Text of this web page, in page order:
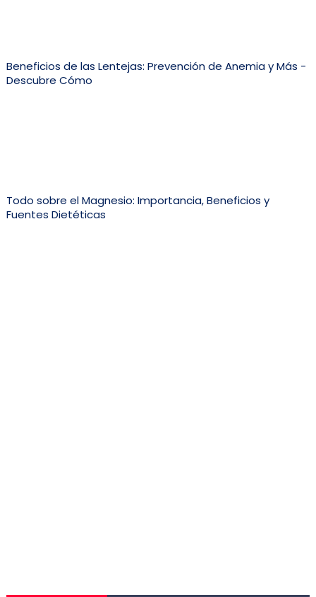
Beneficios de las Lentejas: Prevención de Anemia y Más -
Descubre Cómo
Todo sobre el Magnesio: Importancia, Beneficios y
Fuentes Dietéticas